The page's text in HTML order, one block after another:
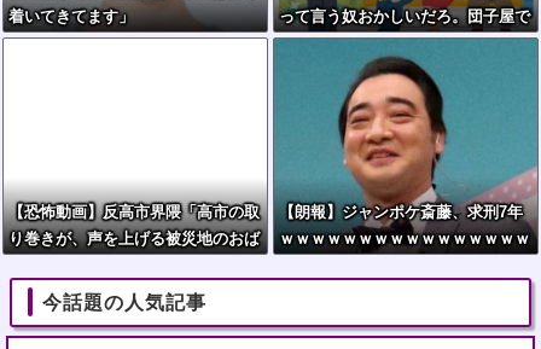
着いてきてます」
って言う奴おかしいだろ。団子屋で
『団子食べない』って言うか？」
【恐怖動画】反高市界隈「高市の取
り巻きが、声を上げる被災地のおば
聞くと何やらヤバいことを言ってい
ると話題に…
【朗報】ジャンポケ斎藤、求刑7年
ｗｗｗｗｗｗｗｗｗｗｗｗｗｗｗｗ
今話題の人気記事